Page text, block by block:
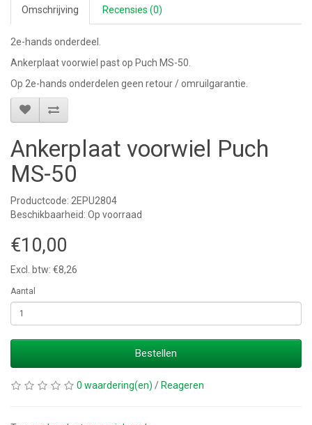
Omschrijving Recensies (0)
2e-hands onderdeel.
Ankerplaat voorwiel past op Puch MS-50.
Op 2e-hands onderdelen geen retour / omruilgarantie.
Ankerplaat voorwiel Puch
MS-50
Productcode: 2EPU2804
Beschikbaarheid: Op voorraad
€10,00
Excl. btw: €8,26
Aantal
Bestellen
0 waardering(en) / Reageren